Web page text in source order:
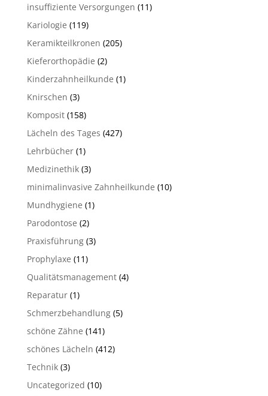
insuffiziente Versorgungen (11)
Kariologie (119)
Keramikteilkronen (205)
Kieferorthopädie (2)
Kinderzahnheilkunde (1)
Knirschen (3)
Komposit(158)
Lächeln des Tages (427)
Lehrbücher(1)
Medizinethik(3)
minimalinvasive Zahnheilkunde (10)
Mundhygiene (1)
Parodontose (2)
Praxisführung(3)
Prophylaxe (11)
Qualitätsmanagement(4)
Reparatur(1)
Schmerzbehandlung(5)
schöne Zähne (141)
schönes Lächeln (412)
Technik(3)
Uncategorized (10)